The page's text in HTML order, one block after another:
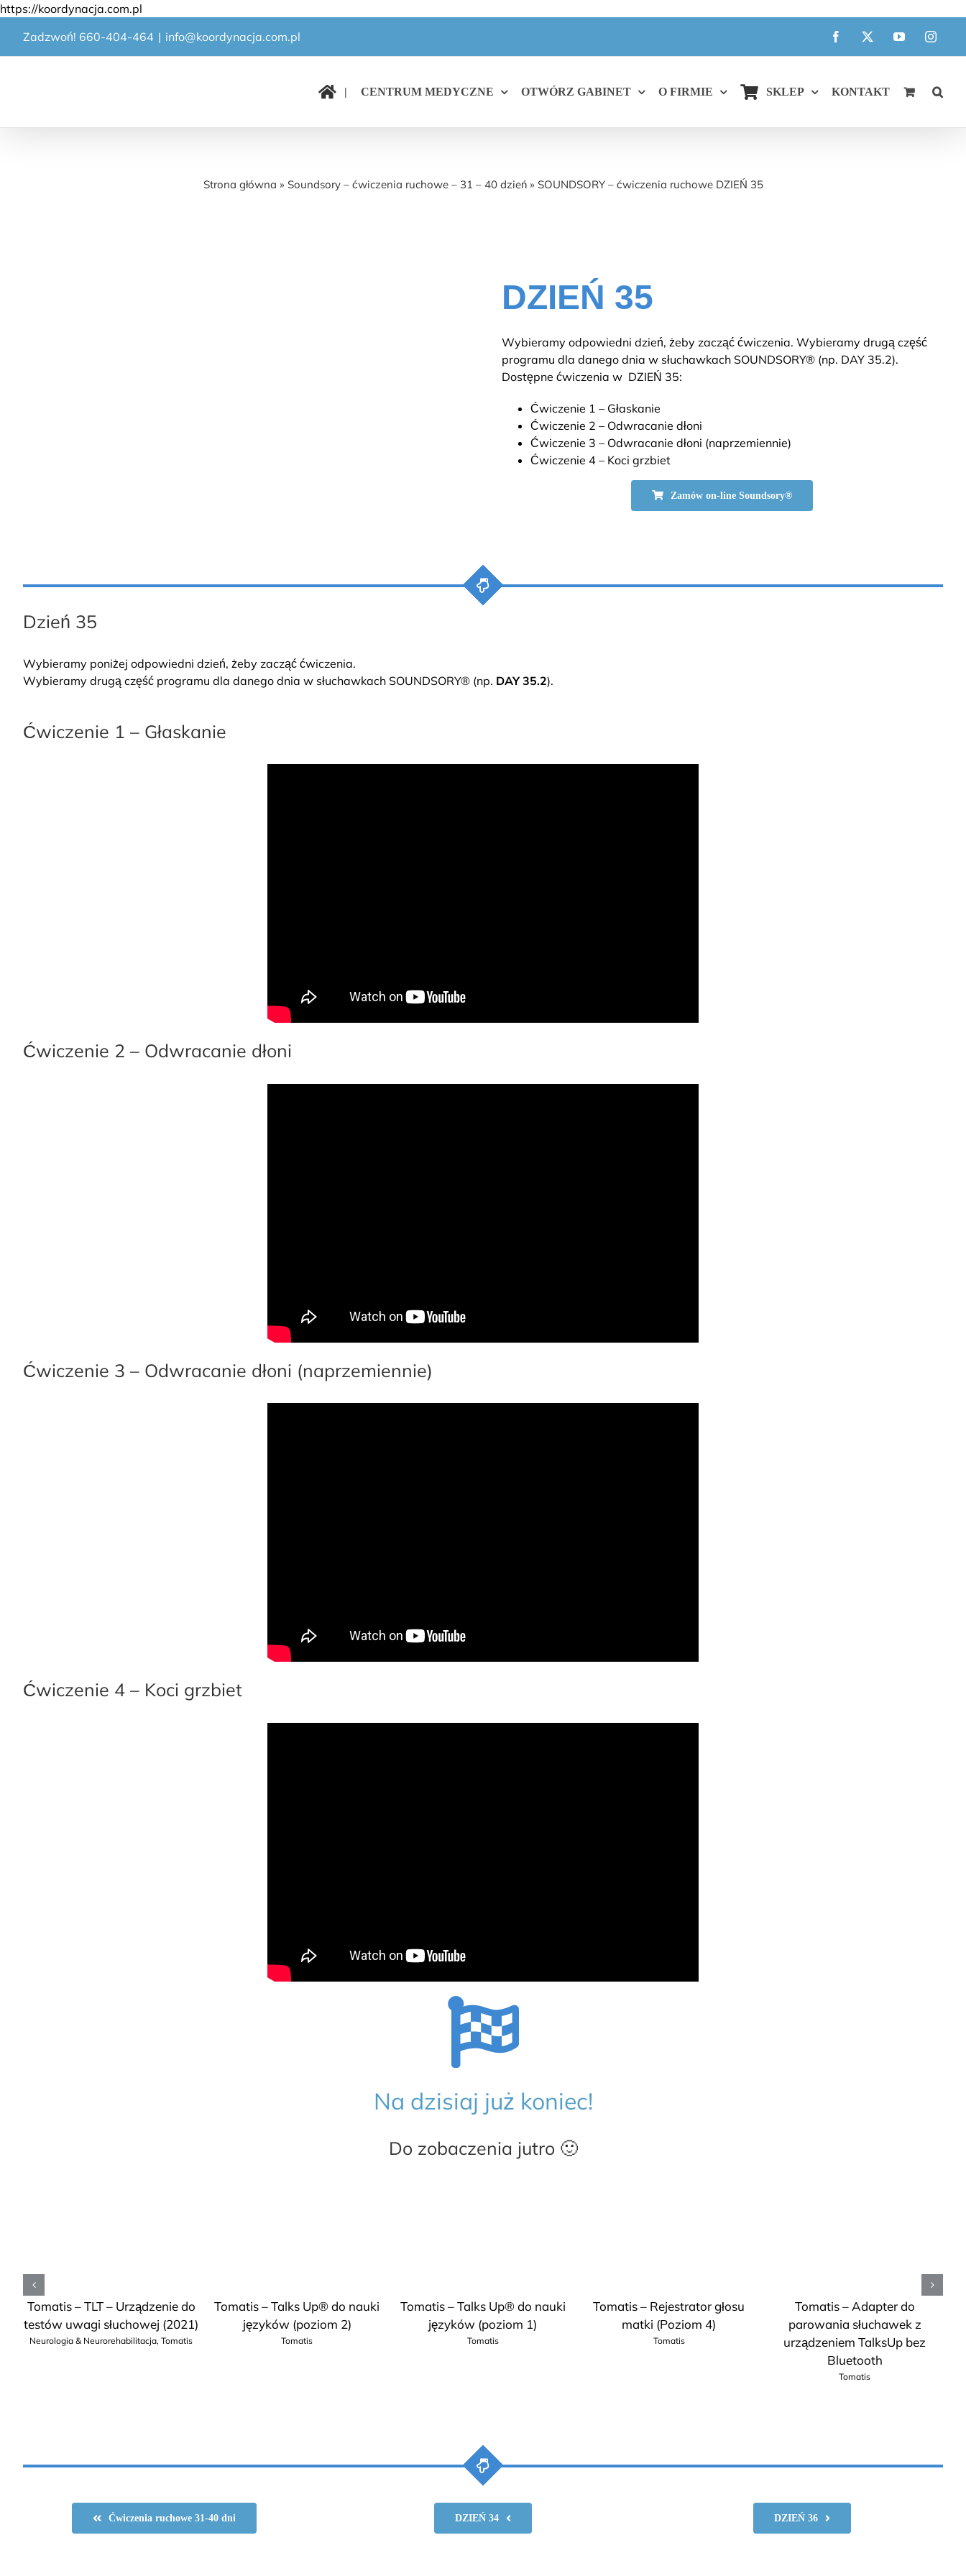
https://koordynacja.com.pl
zawartości
Zadzwoń! 660-404-464 | info@koordynacja.com.pl Facebook
X YouTube
| CENTRUM MEDYCZNE OTWÓRZ GABINET O FIRMIE SKLEP KONTAKT
Strona główna » Soundsory – ćwiczenia ruchowe – 31 – 40 dzień» SOUNDSORY – ćwiczenia ruchowe DZIEŃ 35
DZIEŃ 35
Wybieramy odpowiedni dzień, żeby zacząć ćwiczenia. Wybieramy drugą część
programu dla danego dnia w słuchawkach SOUNDSORY® (np. DAY 35.2).
Dostępne ćwiczenia w DZIEŃ 35:
Ćwiczenie 1 – Głaskanie
Ćwiczenie 2 – Odwracanie dłoni
Ćwiczenie 3 – Odwracanie dłoni (naprzemiennie)
Ćwiczenie 4 – Koci grzbiet
Zamów on-line Soundsory®
Dzień 35
Wybieramy poniżej odpowiedni dzień, żeby zacząć ćwiczenia.
Wybieramy drugą część programu dla danego dnia w słuchawkach SOUNDSORY® (np. DAY 35.2).
Ćwiczenie 1 – Głaskanie
Ćwiczenie 2 – Odwracanie dłoni
Ćwiczenie 3 – Odwracanie dłoni (naprzemiennie)
Ćwiczenie 4 – Koci grzbiet
Na dzisiaj już koniec!
Do zobaczenia jutro 🙂
Tomatis – TLT – Urządzenie do
testów uwagi słuchowej (2021)
Neurologia & Neurorehabilitacja,Tomatis
Tomatis – Talks Up® do nauki
języków (poziom 2)
Tomatis
Tomatis – Talks Up® do nauki
języków (poziom 1)
Tomatis
Tomatis – Rejestrator głosu
matki (Poziom 4)
Tomatis
Tomatis – Adapter do
parowania słuchawek z
urządzeniem TalksUp bez
Bluetooth
Tomatis
Ćwiczenia ruchowe 31-40 dni DZIEŃ 34 DZIEŃ 36